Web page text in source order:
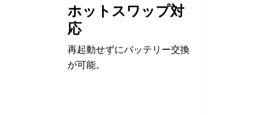
ホットスワップ対
応
再起動せずにバッテリー交換
が可能。